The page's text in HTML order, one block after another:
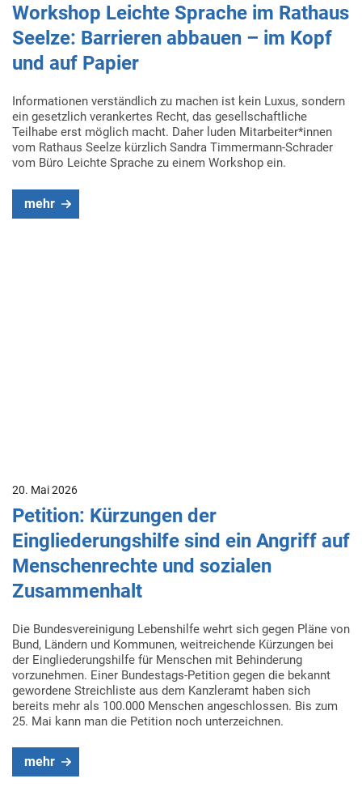
Workshop Leichte Sprache im Rathaus
Seelze: Barrieren abbauen – im Kopf
und auf Papier
Informationen verständlich zu machen ist kein Luxus, sondern
ein gesetzlich verankertes Recht, das gesellschaftliche
Teilhabe erst möglich macht. Daher luden Mitarbeiter*innen
vom Rathaus Seelze kürzlich Sandra Timmermann-Schrader
vom Büro Leichte Sprache zu einem Workshop ein.
mehr
20. Mai 2026
Petition: Kürzungen der
Eingliederungshilfe sind ein Angriff auf
Menschenrechte und sozialen
Zusammenhalt
Die Bundesvereinigung Lebenshilfe wehrt sich gegen Pläne von
Bund, Ländern und Kommunen, weitreichende Kürzungen bei
der Eingliederungshilfe für Menschen mit Behinderung
vorzunehmen. Einer Bundestags-Petition gegen die bekannt
gewordene Streichliste aus dem Kanzleramt haben sich
bereits mehr als 100.000 Menschen angeschlossen. Bis zum
25. Mai kann man die Petition noch unterzeichnen.
mehr